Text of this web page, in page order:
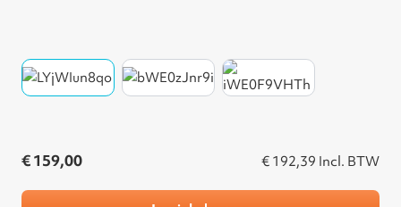
€ 159,00 € 192,39 Incl. BTW